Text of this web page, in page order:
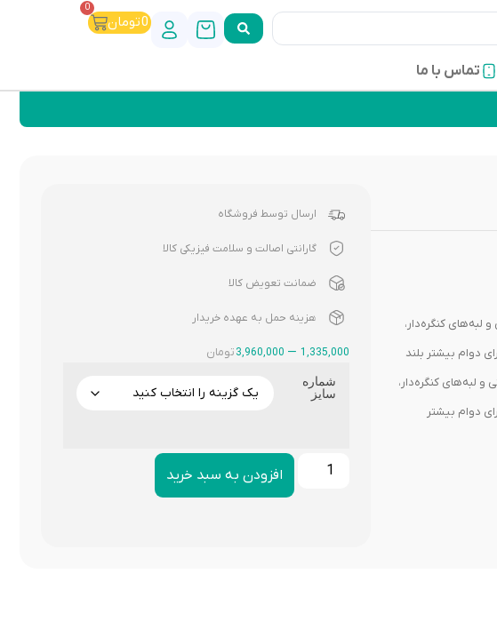
0تومان
0
تماس با ما
لبه‌های کنگره‌دار،
دوام بیشتر بلند
لبه‌های کنگره‌دار،
دوام بیشتر
ارسال توسط فروشگاه
گارانتی اصالت و سلامت فیزیکی کالا
ضمانت تعویض کالا
هزینه حمل به عهده خریدار
1,335,000
–
3,960,000تومان
شماره
سایز
افزودن به سبد خرید